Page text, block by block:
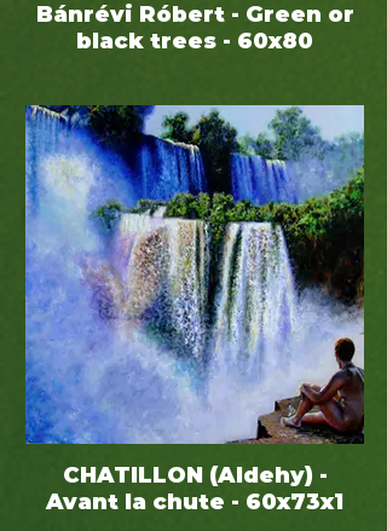
Bánrévi Róbert - Green or
black trees - 60x80
CHATILLON (Aldehy) -
Avant la chute - 60x73x1